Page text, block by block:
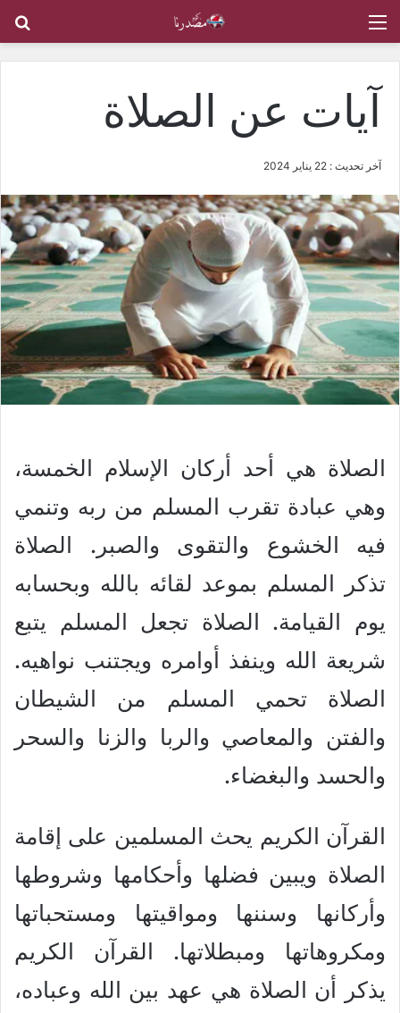
القائمة
آيات عن الصلاة
آخر تحديث : 22 يناير 2024
الصلاة هي أحد أركان الإسلام الخمسة،
وهي عبادة تقرب المسلم من ربه وتنمي
فيه الخشوع والتقوى والصبر. الصلاة
تذكر المسلم بموعد لقائه بالله وبحسابه
يوم القيامة. الصلاة تجعل المسلم يتبع
شريعة الله وينفذ أوامره ويجتنب نواهيه.
الصلاة تحمي المسلم من الشيطان
والفتن والمعاصي والربا والزنا والسحر
والحسد والبغضاء.
القرآن الكريم يحث المسلمين على إقامة
الصلاة ويبين فضلها وأحكامها وشروطها
وأركانها وسننها ومواقيتها ومستحباتها
ومكروهاتها ومبطلاتها. القرآن الكريم
يذكر أن الصلاة هي عهد بين الله وعباده،